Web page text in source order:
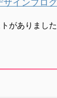
がありまし